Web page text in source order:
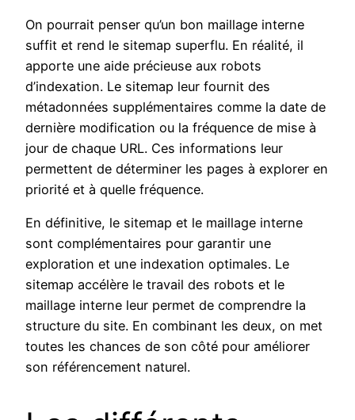
On pourrait penser qu’un bon maillage interne
suffit et rend le sitemap superflu. En réalité, il
apporte une aide précieuse aux robots
d’indexation. Le sitemap leur fournit des
métadonnées supplémentaires comme la date de
dernière modification ou la fréquence de mise à
jour de chaque URL. Ces informations leur
permettent de déterminer les pages à explorer en
priorité et à quelle fréquence.
En définitive, le sitemap et le maillage interne
sont complémentaires pour garantir une
exploration et une indexation optimales. Le
sitemap accélère le travail des robots et le
maillage interne leur permet de comprendre la
structure du site. En combinant les deux, on met
toutes les chances de son côté pour améliorer
son référencement naturel.